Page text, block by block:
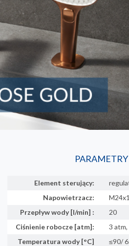
PARAMETRY
Element sterujący:
Napowietrzacz:
Przepływ wody [l/min] :
20
Ciśnienie robocze [atm]:
3 atm,
Temperatura wody [°C]
≤90/